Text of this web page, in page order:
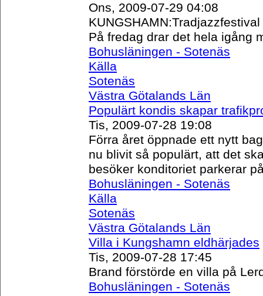
Ons, 2009-07-29 04:08
På fredag drar det hela igång
Bohusläningen - Sotenäs
Källa
Sotenäs
Västra Götalands Län
Populärt kondis skapar
Tis, 2009-07-28 19:08
Förra året öppnade ett nytt
nu blivit så populärt, att det
besöker konditoriet parkerar
Bohusläningen - Sotenäs
Källa
Sotenäs
Västra Götalands Län
Villa i Kungshamn eldhärjades
Tis, 2009-07-28 17:45
Brand förstörde en villa på
Bohusläningen - Sotenäs